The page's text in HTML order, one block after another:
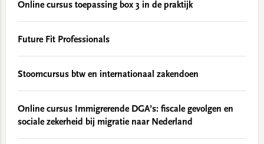
Online cursus toepassing box 3 in de praktijk
Future Fit Professionals
Stoomcursus btw en internationaal zakendoen
Online cursus Immigrerende DGA’s: fiscale gevolgen en
sociale zekerheid bij migratie naar Nederland